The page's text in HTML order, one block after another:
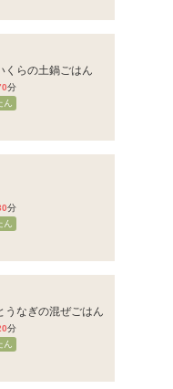
くらの土鍋ごはん
分
分
うなぎの混ぜごはん
分